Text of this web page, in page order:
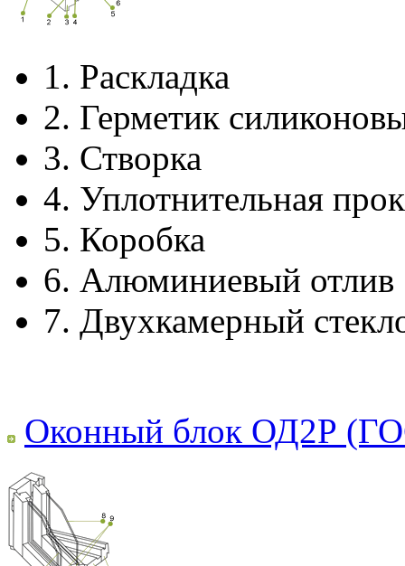
1. Раскладка
2. Герметик
3. Створка
4. Уплотнительная
5. Коробка
6. Алюминиевый отлив
7. Двухкамерный
Оконный блок ОД2Р